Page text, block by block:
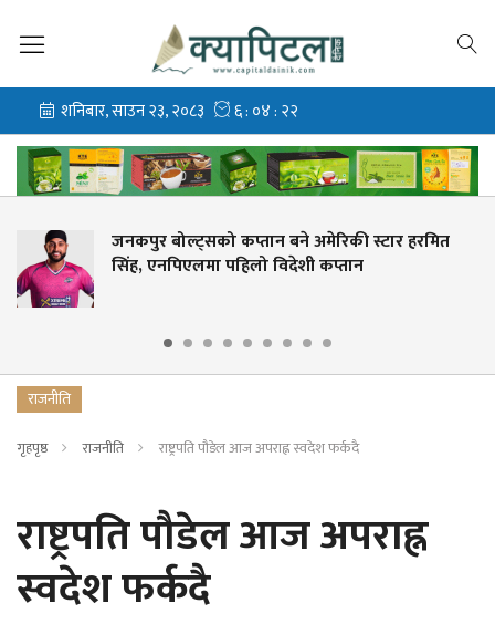
कप्तान बने अमेरिकी स्टार हरमित
पहिलो विदेशी कप्तान
राजनीति
गृहपृष्ठ राजनीति राष्ट्रपति पौडेल आज अपराह्न स्वदेश फर्कदै
राष्ट्रपति पौडेल आज अपराह्न
स्वदेश फर्कदै